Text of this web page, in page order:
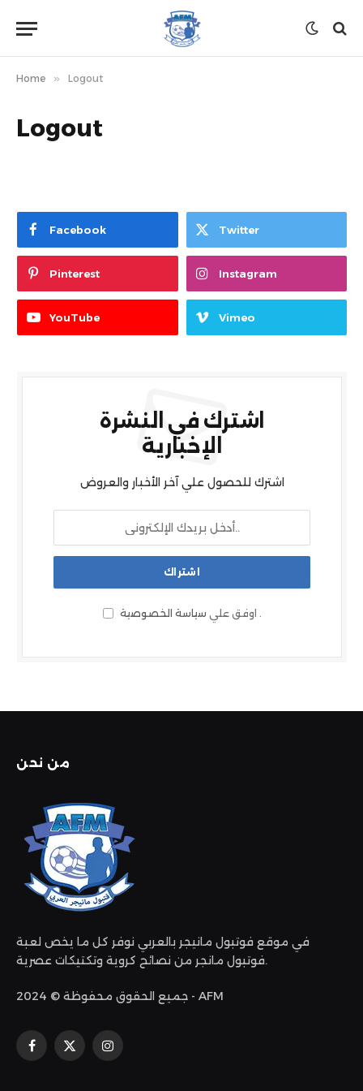
Home » Logout
Logout
Facebook Twitter
Pinterest Instagram
YouTube Vimeo
اشترك في النشرة
الإخبارية
اشترك للحصول علي آخر الأخبار والعروض
اوفق علي سياسة الخصوصية .
من نحن
في موقع فوتبول مانيجر بالعربي نوفر كل ما يخص لعبة
فوتبول مانجر من نصائح كروية وتكتيكات عصرية.
جميع الحقوق محفوظة © 2024 - AFM
فيسبوك
X
الانستغرام